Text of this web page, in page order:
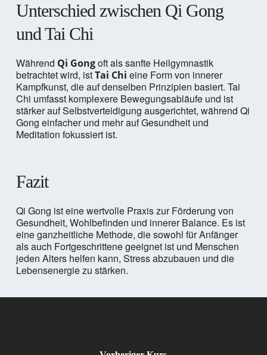
Unterschied zwischen Qi Gong
und Tai Chi
Während Qi Gongoft als sanfte Heilgymnastik
betrachtet wird, istTai Chi eine Form von innerer
Kampfkunst, die auf denselben Prinzipien basiert. Tai
Chi umfasst komplexere Bewegungsabläufe und ist
stärker auf Selbstverteidigung ausgerichtet, während Qi
Gong einfacher und mehr auf Gesundheit und
Meditation fokussiert ist.
Fazit
Qi Gong ist eine wertvolle Praxis zur Förderung von
Gesundheit, Wohlbefinden und innerer Balance. Es ist
eine ganzheitliche Methode, die sowohl für Anfänger
als auch Fortgeschrittene geeignet ist und Menschen
jeden Alters helfen kann, Stress abzubauen und die
Lebensenergie zu stärken.